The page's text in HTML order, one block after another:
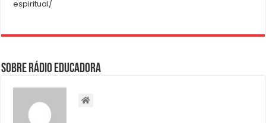
espiritual/
Sobre Rádio Educadora